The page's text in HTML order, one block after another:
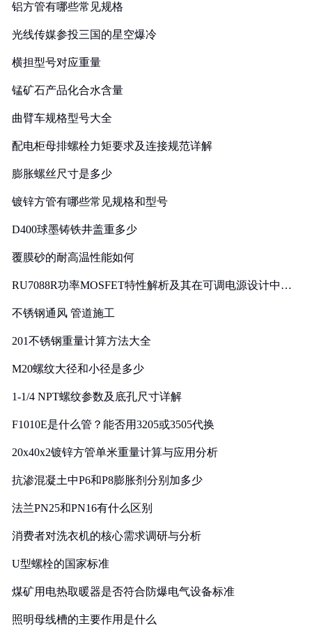
铝方管有哪些常见规格
光线传媒参投三国的星空爆冷
横担型号对应重量
锰矿石产品化合水含量
曲臂车规格型号大全
配电柜母排螺栓力矩要求及连接规范详解
膨胀螺丝尺寸是多少
镀锌方管有哪些常见规格和型号
D400球墨铸铁井盖重多少
覆膜砂的耐高温性能如何
RU7088R功率MOSFET特性解析及其在可调电源设计中的
不锈钢通风 管道施工
201不锈钢重量计算方法大全
M20螺纹大径和小径是多少
1-1/4 NPT螺纹参数及底孔尺寸详解
F1010E是什么管？能否用3205或3505代换
20x40x2镀锌方管单米重量计算与应用分析
抗渗混凝土中P6和P8膨胀剂分别加多少
法兰PN25和PN16有什么区别
消费者对洗衣机的核心需求调研与分析
U型螺栓的国家标准
煤矿用电热取暖器是否符合防爆电气设备标准
照明母线槽的主要作用是什么